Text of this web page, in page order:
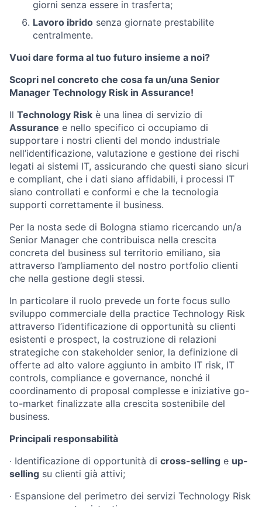
giorni senza essere in trasferta;
Lavoro ibrido senza giornate prestabilite
centralmente.
Vuoi dare forma al tuo futuro insieme a noi?
Scopri nel concreto che cosa fa un/una Senior
Manager Technology Risk in Assurance!
Il Technology Risk è una linea di servizio di
Assurance e nello specifico ci occupiamo di
supportare i nostri clienti del mondo industriale
nell’identificazione, valutazione e gestione dei rischi
legati ai sistemi IT, assicurando che questi siano sicuri
e compliant, che i dati siano affidabili, i processi IT
siano controllati e conformi e che la tecnologia
supporti correttamente il business.
Per la nosta sede di Bologna stiamo ricercando un/a
Senior Manager che contribuisca nella crescita
concreta del business sul territorio emiliano, sia
attraverso l’ampliamento del nostro portfolio clienti
che nella gestione degli stessi.
In particolare il ruolo prevede un forte focus sullo
sviluppo commerciale della practice Technology Risk
attraverso l’identificazione di opportunità su clienti
esistenti e prospect, la costruzione di relazioni
strategiche con stakeholder senior, la definizione di
offerte ad alto valore aggiunto in ambito IT risk, IT
controls, compliance e governance, nonché il
coordinamento di proposal complesse e iniziative go-
to-market finalizzate alla crescita sostenibile del
business.
Principali responsabilità
· Identificazione di opportunità di cross-selling e up-
selling su clienti già attivi;
· Espansione del perimetro dei servizi Technology Risk